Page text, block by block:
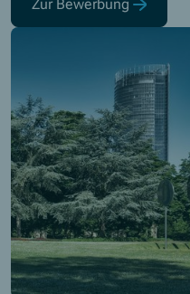
Zur Bewerbung(Opens in new